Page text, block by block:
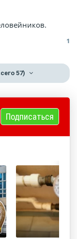
1
57)
Подписаться